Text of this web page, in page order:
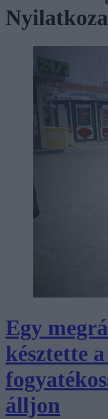
Egy
késztette
álljon